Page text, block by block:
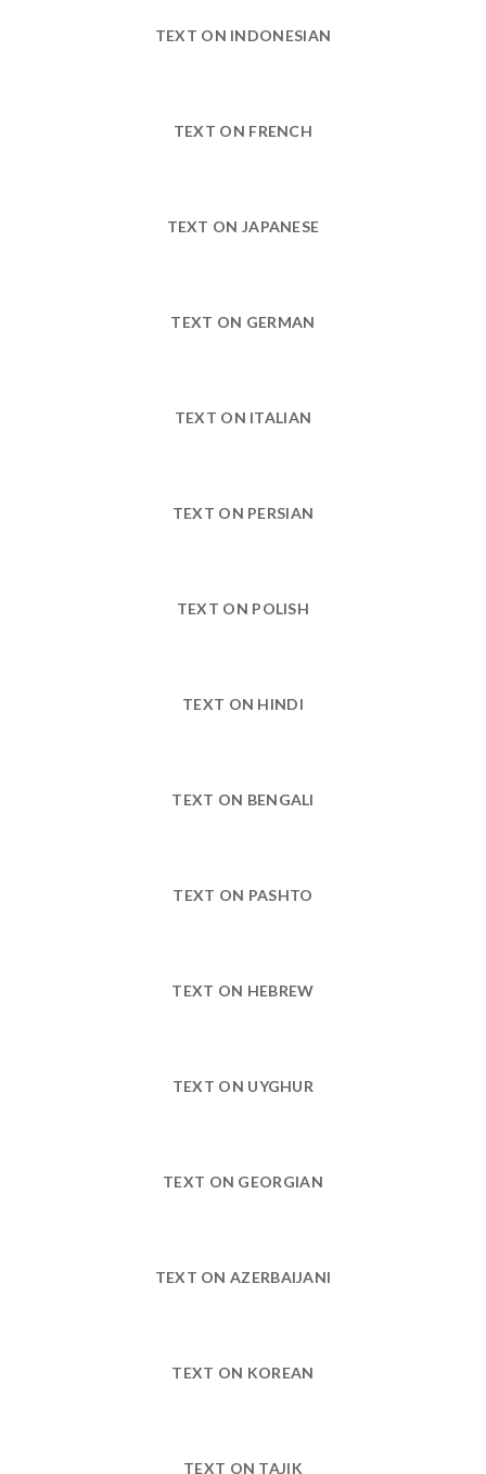
TEXT ON INDONESIAN
TEXT ON FRENCH
TEXT ON JAPANESE
TEXT ON GERMAN
TEXT ON ITALIAN
TEXT ON PERSIAN
TEXT ON POLISH
TEXT ON HINDI
TEXT ON BENGALI
TEXT ON PASHTO
TEXT ON HEBREW
TEXT ON UYGHUR
TEXT ON GEORGIAN
TEXT ON AZERBAIJANI
TEXT ON KOREAN
TEXT ON TAJIK